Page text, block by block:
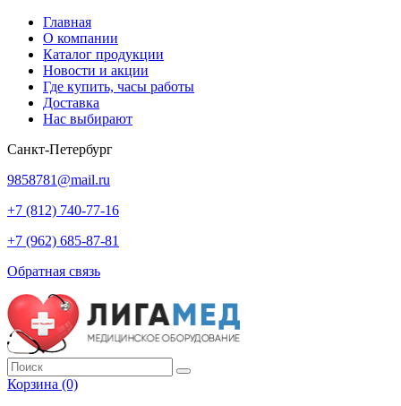
Главная
О компании
Каталог продукции
Новости и акции
Где купить, часы работы
Доставка
Нас выбирают
Санкт-Петербург
9858781@mail.ru
+7 (812) 740-77-16
+7 (962) 685-87-81
Обратная связь
Корзина (0)